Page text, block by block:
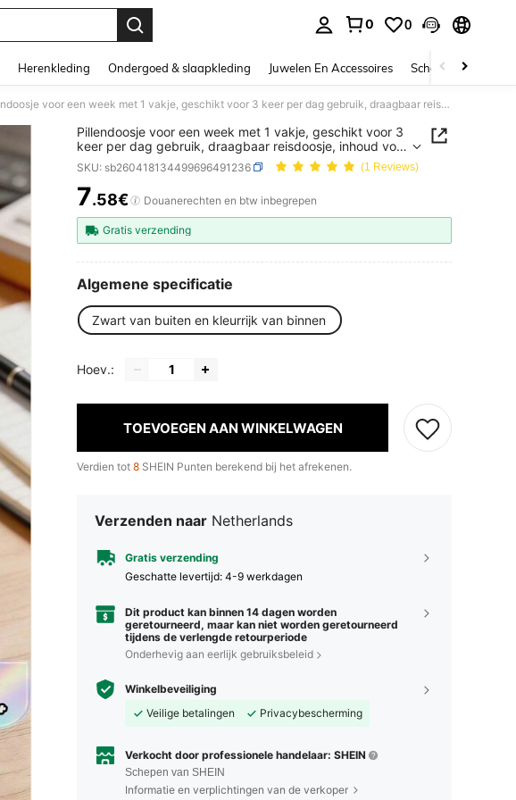
0 0
Herenkleding Ondergoed & slaapkleding Juwelen En Accessoires Schoonheid &
Pillendoosje voor een week met 1 vakje, geschikt voor 3 keer per dag gebruik, draagbaar reisdoosje, inhoud voor 7 dagen, ruime pillendoos, lichtdicht ontwerp, geschikt voor vitaminen, medicijnen, voedingssupplementen en visolie.
Pillendoosje voor een week met 1 vakje, geschikt voor 3
keer per dag gebruik, draagbaar reisdoosje, inhoud voor
7 dagen, ruime pillendoos, lichtdicht ontwerp, geschikt
voor vitaminen, medicijnen, voedingssupplementen en
visolie.
SKU: sb260418134499696491236 (1 Reviews)
PRICE AND AVAILABILITY
7.58€ Douanerechten en btw inbegrepen
Gratis verzending
Algemene specificatie
Zwart van buiten en kleurrijk van binnen
Hoev.:
TOEVOEGEN AAN WINKELWAGEN
Verdien tot 8 SHEIN Punten berekend bij het afrekenen.
Verzenden naar Netherlands
Gratis verzending
Geschatte levertijd: 4-9 werkdagen
Dit product kan binnen 14 dagen worden
geretourneerd, maar kan niet worden geretourneerd
tijdens de verlengde retourperiode
Onderhevig aan eerlijk gebruiksbeleid
Winkelbeveiliging
Veilige betalingen
Privacybescherming
Verkocht door professionele handelaar: SHEIN
Schepen van SHEIN
Informatie en verplichtingen van de verkoper